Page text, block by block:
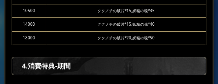
10500 ククノチの破片*15,妖精の魂*35
14000 ククノチの破片*15,妖精の魂*40
18000 ククノチの破片*20,妖精の魂*50
4.消費特典-期間